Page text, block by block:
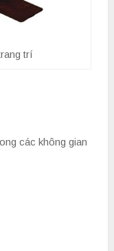
trí
các không gian